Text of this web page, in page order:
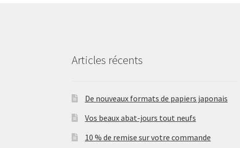
Articles récents
De nouveaux formats de papiers japonais
Vos beaux abat-jours tout neufs
10 % de remise sur votre commande